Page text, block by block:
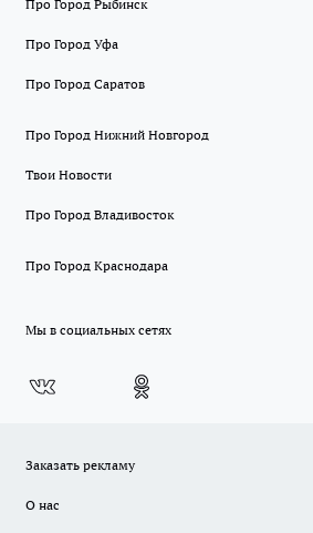
Про Город Рыбинск
Про Город Уфа
Про Город Саратов
Про Город Нижний Новгород
Твои Новости
Про Город Владивосток
Про Город Краснодара
Мы в социальных сетях
Заказать рекламу
О нас